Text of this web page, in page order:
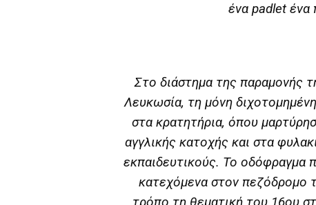
ένα padlet ένα
Στο διάστημα της παραμονής
Λευκωσία, τη μόνη
στα κρατητήρια, όπου
αγγλικής κατοχής και στα
εκπαιδευτικούς. Το οδόφραγμα
κατεχόμενα στον πεζόδρομο